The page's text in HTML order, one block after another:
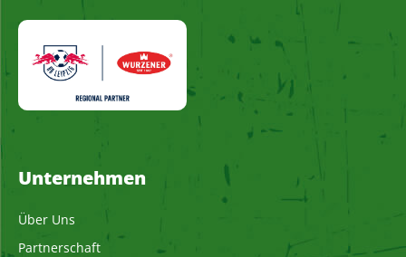
Unternehmen
Über Uns
Partnerschaft